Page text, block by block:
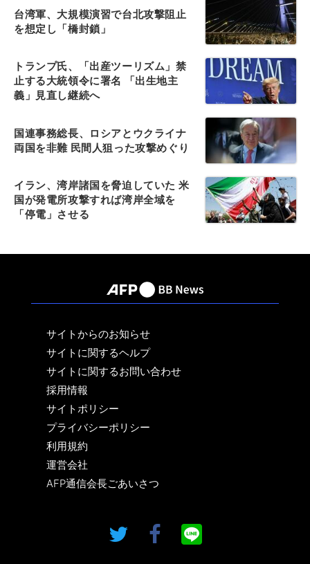
台湾軍、大規模演習で台北攻撃阻止
を想定し「橋封鎖」
トランプ氏、「出産ツーリズム」禁
止する大統領令に署名 「出生地主
義」見直し継続へ
国連事務総長、ロシアとウクライナ
両国を非難 民間人狙った攻撃めぐり
イラン、湾岸諸国を脅迫していた 米
国が発電所攻撃すれば湾岸全域を
「停電」させる
サイトからのお知らせ
サイトに関するヘルプ
サイトに関するお問い合わせ
採用情報
サイトポリシー
プライバシーポリシー
利用規約
運営会社
AFP通信会長ごあいさつ